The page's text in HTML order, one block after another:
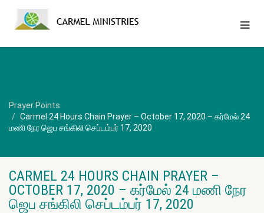
Prayer Points
Carmel 24 Hours Chain Prayer – October 17, 2020 – கர்மேல் 24
மணி நேர ஜெப சங்கிலி செப்டம்பர் 17, 2020
CARMEL 24 HOURS CHAIN PRAYER –
OCTOBER 17, 2020 – கர்மேல் 24 மணி நேர
ஜெப சங்கிலி செப்டம்பர் 17, 2020